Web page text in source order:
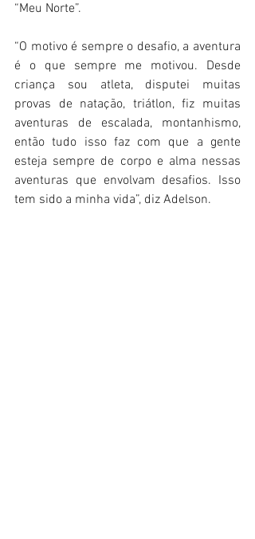
“Meu Norte”.
“O motivo é sempre o desafio, a aventura
é o que sempre me motivou. Desde
criança sou atleta, disputei muitas
provas de natação, triátlon, fiz muitas
aventuras de escalada, montanhismo,
então tudo isso faz com que a gente
esteja sempre de corpo e alma nessas
aventuras que envolvam desafios. Isso
tem sido a minha vida”, diz Adelson.